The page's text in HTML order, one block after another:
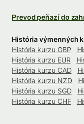
Prevod peňazí do
História výmenných
História kurzu GBP
História kurzu EUR
História kurzu CAD
História kurzu NZD
História kurzu SGD
História kurzu CHF